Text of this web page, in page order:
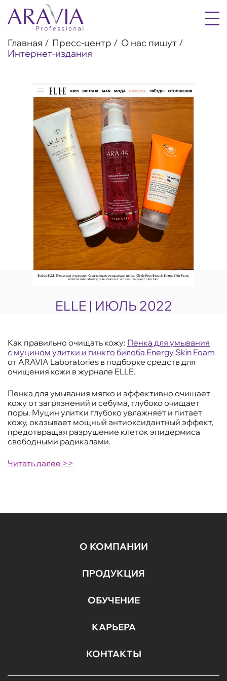
Главная Пресс-центр
О нас пишут
Интернет-издания
ELLE | ИЮЛЬ 2022
Как правильно очищать кожу: Пенка для умывания
с муцином улитки и гинкго билоба Energy Skin Foam
от ARAVIA Laboratories в подборке средств для
очищения кожи в журнале ELLE.
Пенка для умывания мягко и эффективно очищает
кожу от загрязнений и себума, глубоко очищает
поры. Муцин улитки глубоко увлажняет и питает
кожу, оказывает мощный антиоксидантный эффект,
предотвращая разрушение клеток эпидермиса
свободными радикалами.
Читать далее >>
О КОМПАНИИ
ПРОДУКЦИЯ
ОБУЧЕНИЕ
КАРЬЕРА
КОНТАКТЫ